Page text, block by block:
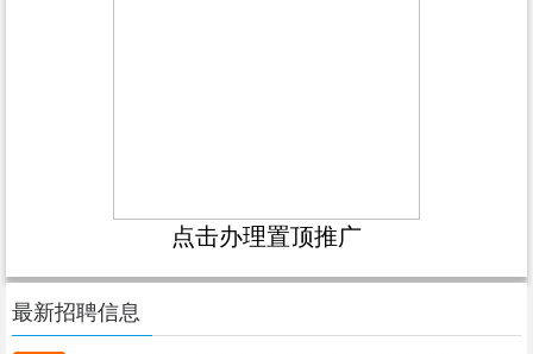
点击办理置顶推广
最新招聘信息